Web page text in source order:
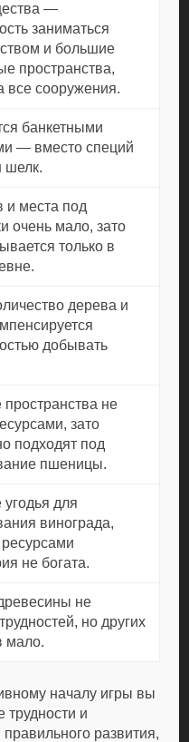
—
заниматься
и большие
пространства,
все сооружения.
банкетными
— вместо специй
шелк.
и места под
очень мало, зато
только в
дерева и
добывать
не
зато
подходят под
пшеницы.
для
винограда,
не богата.
не
но других
мало.
началу игры вы
трудности и
развития,